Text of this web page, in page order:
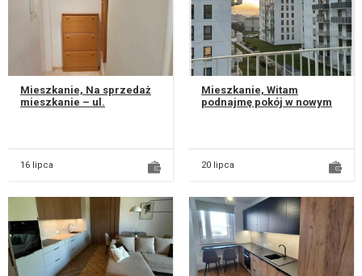
Mieszkanie, Na sprzedaż
mieszkanie – ul.
16 lipca
Mieszkanie, Witam
podnajmę pokój w nowym
20 lipca